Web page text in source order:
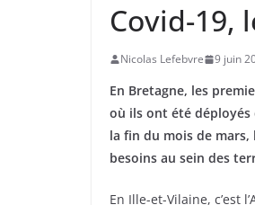
Covid-19,
Nicolas Lefebvre 9 juin
En Bretagne, les
où ils ont été déployés
la fin du mois de mars,
besoins au sein des
En Ille-et-Vilaine, c’est